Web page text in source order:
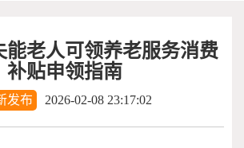
能老人可领养老服务消费
补贴申领指南
发布 2026-02-08 23:17:02